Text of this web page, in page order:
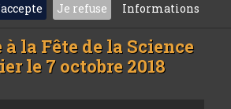
Je refuse Informations
la Fête de la Science
le 7 octobre 2018